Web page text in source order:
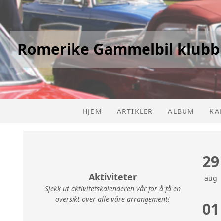
Romerike Gammelbil klubb
HJEM ARTIKLER ALBUM
Aktiviteter
Sjekk ut aktivitetskalenderen vår for å få en
oversikt over alle våre arrangement!
29
aug
01